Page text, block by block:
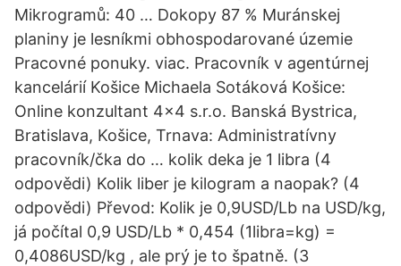
Mikrogramů: 40 … Dokopy 87 % Muránskej
planiny je lesníkmi obhospodarované územie
Pracovné ponuky. viac. Pracovník v agentúrnej
kancelárií Košice Michaela Sotáková Košice:
Online konzultant 4x4 s.r.o. Banská Bystrica,
Bratislava, Košice, Trnava: Administratívny
pracovník/čka do … kolik deka je 1 libra (4
odpovědi) Kolik liber je kilogram a naopak? (4
odpovědi) Převod: Kolik je 0,9USD/Lb na USD/kg,
já počítal 0,9 USD/Lb * 0,454 (1libra=kg) =
0,4086USD/kg , ale prý je to špatně. (3